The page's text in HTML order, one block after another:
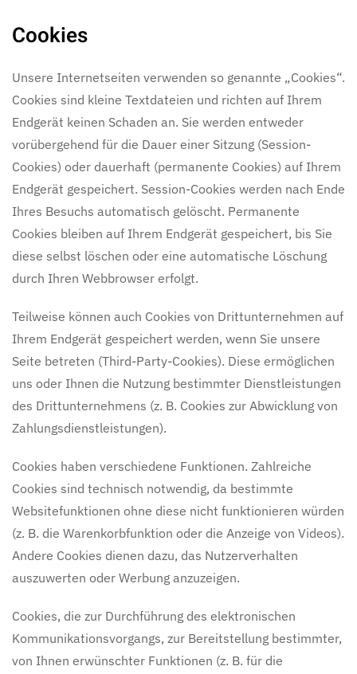
Cookies
Unsere Internetseiten verwenden so genannte „Cookies“.
Cookies sind kleine Textdateien und richten auf Ihrem
Endgerät keinen Schaden an. Sie werden entweder
vorübergehend für die Dauer einer Sitzung (Session-
Cookies) oder dauerhaft (permanente Cookies) auf Ihrem
Endgerät gespeichert. Session-Cookies werden nach Ende
Ihres Besuchs automatisch gelöscht. Permanente
Cookies bleiben auf Ihrem Endgerät gespeichert, bis Sie
diese selbst löschen oder eine automatische Löschung
durch Ihren Webbrowser erfolgt.
Teilweise können auch Cookies von Drittunternehmen auf
Ihrem Endgerät gespeichert werden, wenn Sie unsere
Seite betreten (Third-Party-Cookies). Diese ermöglichen
uns oder Ihnen die Nutzung bestimmter Dienstleistungen
des Drittunternehmens (z. B. Cookies zur Abwicklung von
Zahlungsdienstleistungen).
Cookies haben verschiedene Funktionen. Zahlreiche
Cookies sind technisch notwendig, da bestimmte
Websitefunktionen ohne diese nicht funktionieren würden
(z. B. die Warenkorbfunktion oder die Anzeige von Videos).
Andere Cookies dienen dazu, das Nutzerverhalten
auszuwerten oder Werbung anzuzeigen.
Cookies, die zur Durchführung des elektronischen
Kommunikationsvorgangs, zur Bereitstellung bestimmter,
von Ihnen erwünschter Funktionen (z. B. für die